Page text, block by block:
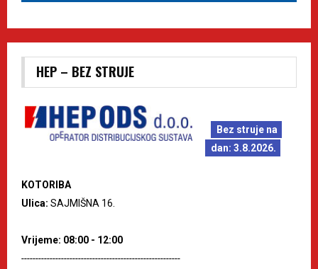
HEP – BEZ STRUJE
Bez struje na
dan: 3.8.2026.
KOTORIBA
Ulica: SAJMIŠNA 16.
Vrijeme: 08:00 - 12:00
--------------------------------------------------------